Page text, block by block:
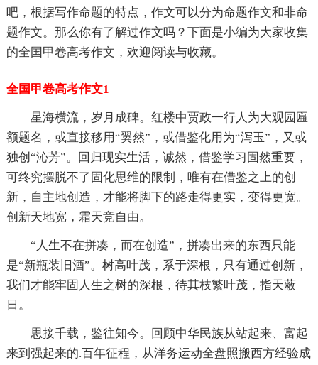
吧，根据写作命题的特点，作文可以分为命题作文和非命
题作文。那么你有了解过作文吗？下面是小编为大家收集
的全国甲卷高考作文，欢迎阅读与收藏。
全国甲卷高考作文1
星海横流，岁月成碑。红楼中贾政一行人为大观园匾
额题名，或直接移用“翼然”，或借鉴化用为“泻玉”，又或
独创“沁芳”。回归现实生活，诚然，借鉴学习固然重要，
可终究摆脱不了固化思维的限制，唯有在借鉴之上的创
新，自主地创造，才能将脚下的路走得更实，变得更宽。
创新天地宽，霜天竞自由。
“人生不在拼凑，而在创造”，拼凑出来的东西只能
是“新瓶装旧酒”。树高叶茂，系于深根，只有通过创新，
我们才能牢固人生之树的深根，待其枝繁叶茂，指天蔽
日。
思接千载，鉴往知今。回顾中华民族从站起来、富起
来到强起来的.百年征程，从洋务运动全盘照搬西方经验成